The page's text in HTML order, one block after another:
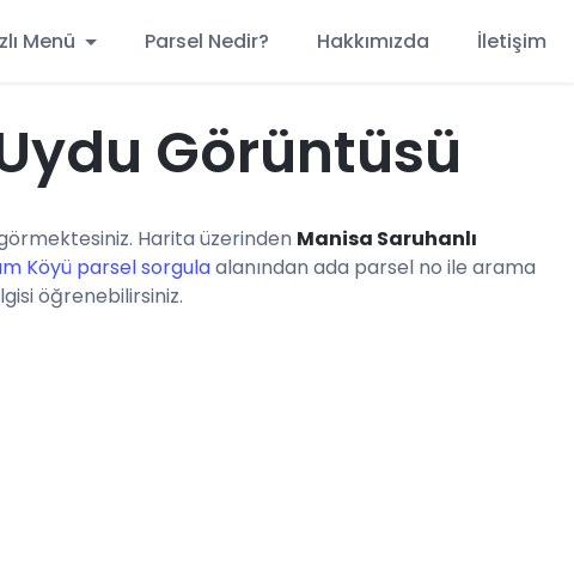
Menü Parsel Nedir? Hakkımızda İletişim
Görüntüsü
Harita üzerinden Manisa Saruhanlı
Köyü parsel sorgulaalanından ada parsel no ile arama
öğrenebilirsiniz.